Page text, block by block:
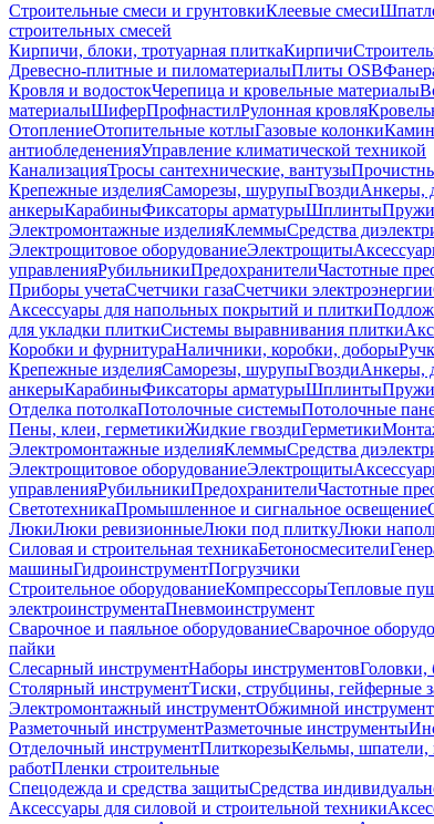
Строительные смеси и грунтовкиКлеевые смеси
строительных смесей
Кирпичи, блоки, тротуарная плиткаКирпичи
Древесно-плитные и пиломатериалыПлиты OSB
Кровля и водостокЧерепица и кровельные материалы
материалыШиферПрофнастилРулонная кровля
ОтоплениеОтопительные котлыГазовые колонки
антиобледененияУправление климатической техникой
КанализацияТросы сантехнические, вантузы
Крепежные изделияСаморезы, шурупыГвоздиАнкеры,
анкерыКарабиныФиксаторы арматурыШплинты
Электромонтажные изделияКлеммыСредства
Электрощитовое оборудованиеЭлектрощиты
управленияРубильникиПредохранителиЧастотные
Приборы учетаСчетчики газаСчетчики электроэнергии
Аксессуары для напольных покрытий и плитки
для укладки плиткиСистемы выравнивания плитки
Коробки и фурнитураНаличники, коробки, доборы
Крепежные изделияСаморезы, шурупыГвоздиАнкеры,
анкерыКарабиныФиксаторы арматурыШплинты
Отделка потолкаПотолочные системыПотолочные
Пены, клеи, герметикиЖидкие гвоздиГерметики
Электромонтажные изделияКлеммыСредства
Электрощитовое оборудованиеЭлектрощиты
управленияРубильникиПредохранителиЧастотные
СветотехникаПромышленное и сигнальное освещение
ЛюкиЛюки ревизионныеЛюки под плиткуЛюки
Силовая и строительная техникаБетоносмесители
машиныГидроинструментПогрузчики
Строительное оборудованиеКомпрессорыТепловые
электроинструментаПневмоинструмент
Сварочное и паяльное оборудованиеСварочное
пайки
Слесарный инструментНаборы инструментовГоловки,
Столярный инструментТиски, струбцины, гейферные
Электромонтажный инструментОбжимной инструмент
Разметочный инструментРазметочные инструменты
Отделочный инструментПлиткорезыКельмы, шпатели,
работПленки строительные
Спецодежда и средства защитыСредства
Аксессуары для силовой и строительной техники